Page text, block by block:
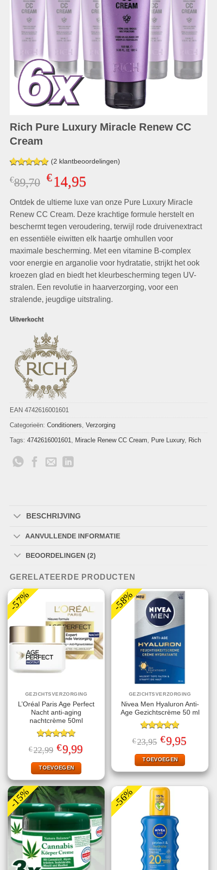
Rich Pure Luxury Miracle Renew CC
Cream
Gewaardeerd
5.00op 5
gebaseerd
waarderingen
(2 klantbeoordelingen)
€89,70 Oorspronkelijke
was:
€89,70.
€14,95Huidige
is:
€14,95.
Ontdek de ultieme luxe van onze Pure Luxury Miracle
Renew CC Cream. Deze krachtige formule herstelt en
beschermt tegen veroudering, terwijl rode druivenextract
en essentiële eiwitten elk haartje omhullen voor
maximale bescherming. Met een vitamine B-complex
voor energie en arganolie voor hydratatie, strijkt het ook
kroezen glad en biedt het kleurbescherming tegen UV-
stralen. Een revolutie in haarverzorging, voor een
stralende, jeugdige uitstraling.
Uitverkocht
EAN 4742616001601
Categorieën: Conditioners Verzorging
Tags: 4742616001601 Miracle Renew CC Cream Pure Luxury, Rich
BESCHRIJVING
AANVULLENDE INFORMATIE
BEOORDELINGEN (2)
GERELATEERDE PRODUCTEN
-57%
GEZICHTSVERZORGING
L’Oréal Paris Age Perfect
Nacht anti-aging
nachtcrème 50ml
Gewaardeerd
4.75uit 5
€22,99 Oorspronkelijke
prijs
was:
€22,99.
€9,99Huidige
prijs
TOEVOEGEN
-58%
GEZICHTSVERZORGING
Nivea Men Hyaluron Anti-
Age Gezichtscrème 50 ml
Gewaardeerd
5.00uit 5
€23,95 Oorspronkelijke
prijs
was:
€23,95.
€9,95prijs
TOEVOEGEN
-15% -56%